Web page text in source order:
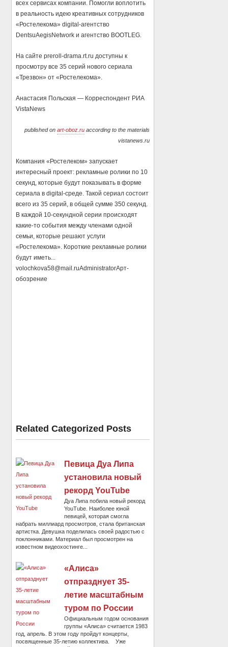
всех сервисах компании. Помогли воплотить
в реальность идею креативных сотрудников
«Ростелекома» digital-агентство
DentsuAegisNetwork и агентство BOOTLEG.
На сайте preroll-drama.rt.ru доступны к
просмотру все 35 серий нового сериала
«Трезвон» от «Ростелекома».
Анастасия Польская — Корреспондент РИА
VistaNews
published on art-oboz.ruaccording to the materials
vistanews.ru
Компания «Ростелеком» запускает
интересный проект: рекламные ролики по 10
секунд, которые будут показывать в форме
сериала в digital-среде. Такой сериал состоит
всего из 35 серий, в общей сумме 350 секунд.
В каждой 10-секундной серии происходят
какие-то события между членами одной
семьи, которые решают услуги
«Ростелекома». Короткие рекламные ролики
будут иметь...
volochkova58@mail.ruAdministratorАрт-
обозрение
Related Categorized Posts
Певица Дуа Липа
установила новый
рекорд YouTube
Дуа Липа побила новый рекорд
YouTube. Наиболее юной
певицей, которая смогла
набрать миллиард просмотров, стала британская
артистка. Девушка поделилась своей радостью с
поклонниками. Материал был просмотрен на
известном видеохостинге...
«Алиса»
отпразднует 35-
летие масштабным
туром по России
Официальным годом основания
группы «Алиса» считается 1983
год, апрель. В этом году пройдут концерты,
посвященные 35-летию коллектива. Уже